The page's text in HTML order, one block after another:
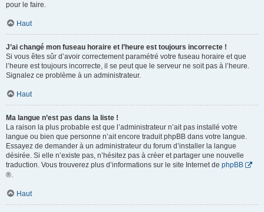
pour le faire.
Haut
J’ai changé mon fuseau horaire et l’heure est toujours incorrecte !
Si vous êtes sûr d’avoir correctement paramétré votre fuseau horaire et que
l’heure est toujours incorrecte, il se peut que le serveur ne soit pas à l’heure.
Signalez ce problème à un administrateur.
Haut
Ma langue n’est pas dans la liste !
La raison la plus probable est que l’administrateur n’ait pas installé votre
langue ou bien que personne n’ait encore traduit phpBB dans votre langue.
Essayez de demander à un administrateur du forum d’installer la langue
désirée. Si elle n’existe pas, n’hésitez pas à créer et partager une nouvelle
traduction. Vous trouverez plus d’informations sur le site Internet de phpBB
®.
Haut